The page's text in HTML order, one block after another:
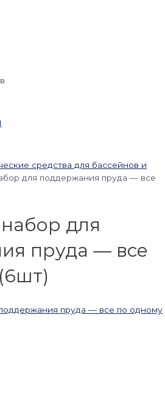
средства для бассейнов и
для поддержания пруда — все
для
пруда — все